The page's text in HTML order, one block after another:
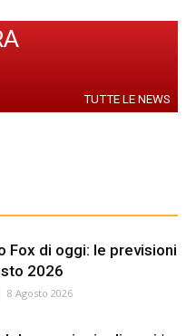
TUTTE LE NEWS
Fox di oggi: le previsioni
2026
8 Agosto 2026